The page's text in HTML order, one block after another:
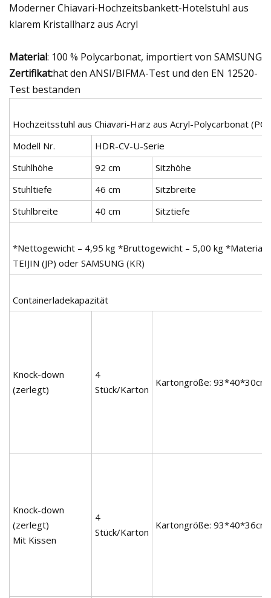
Moderner Chiavari-Hochzeitsbankett-Hotelstuhl aus
klarem Kristallharz aus Acryl
Material: 100 % Polycarbonat, importiert von SAMSUNG
Zertifikat:hat den ANSI/BIFMA-Test und den EN 12520-
Test bestanden
Hochzeitsstuhl aus Chiavari-Harz aus Acryl-Polycarbonat (PC).
Modell Nr.
HDR-CV-U-Serie
Stuhlhöhe
92 cm
Sitzhöhe
Stuhltiefe
46 cm
Sitzbreite
Stuhlbreite
40 cm Sitztiefe
*Nettogewicht – 4,95 kg *Bruttogewicht – 5,00 kg
TEIJIN (JP) oder SAMSUNG (KR)
Containerladekapazität
Knock-down
(zerlegt)
4
Stück/Karton
Kartongröße: 93*40*30cm
Knock-down
(zerlegt)
Mit Kissen
4
Stück/Karton
Kartongröße: 93*40*36cm